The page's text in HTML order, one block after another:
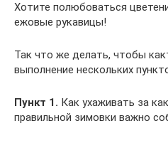
Хотите полюбоваться
ежовые рукавицы!
Так что же делать, чтобы
выполнение нескольких
Пункт 1. Как ухаживать за
правильной зимовки важно